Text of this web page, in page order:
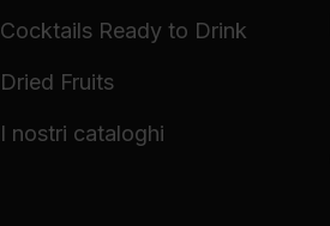
Cocktails Ready to Drink
Dried Fruits
I nostri cataloghi